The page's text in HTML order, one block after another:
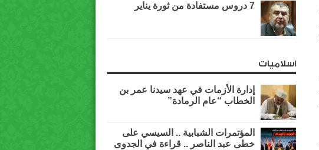
7 دروس مستفادة من ثورة يناير
اسلاميات
إدارة الأزمات في عهد سيدنا عمر بن
الخطاب “عام الرمادة”
المؤتمرات الشبابية .. السيسي على
خطى عبد الناصر .. قراءة في الجدوى